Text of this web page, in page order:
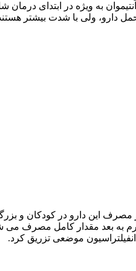
به ویژه در ابتدای
دارو، ولی با شدت بیشتر
موضعی تزریق کرد.